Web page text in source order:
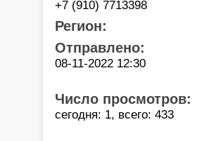
+7 (910) 7713398
Регион:
Отправлено:
08-11-2022 12:30
Число просмотров:
сегодня: 1, всего: 433